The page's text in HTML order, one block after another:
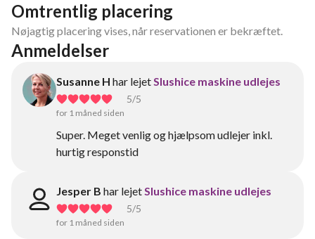
Omtrentlig placering
Nøjagtig placering vises, når reservationen er bekræftet.
Anmeldelser
Susanne H har lejetSlushice maskine udlejes
5/5
for 1 måned siden
Super. Meget venlig og hjælpsom udlejer inkl.
hurtig responstid
Jesper B har lejetSlushice maskine udlejes
5/5
for 1 måned siden